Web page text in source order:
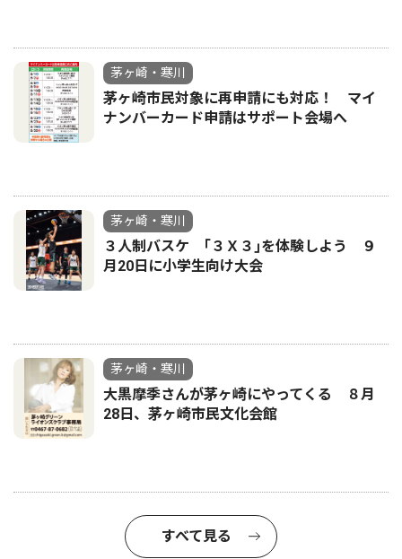
茅ヶ崎・寒川
茅ヶ崎市民対象に再申請にも対応！ マイ
ナンバーカード申請はサポート会場へ
茅ヶ崎・寒川
３人制バスケ ｢３Ｘ３｣を体験しよう ９
月20日に小学生向け大会
茅ヶ崎・寒川
大黒摩季さんが茅ヶ崎にやってくる ８月
28日、茅ヶ崎市民文化会館
すべて見る